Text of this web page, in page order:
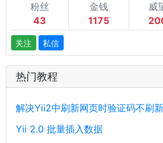
粉丝
43
金钱
1175
威
关注 私信
热门教程
解决Yii2中刷新网页时验证码不刷
Yii 2.0 批量插入数据